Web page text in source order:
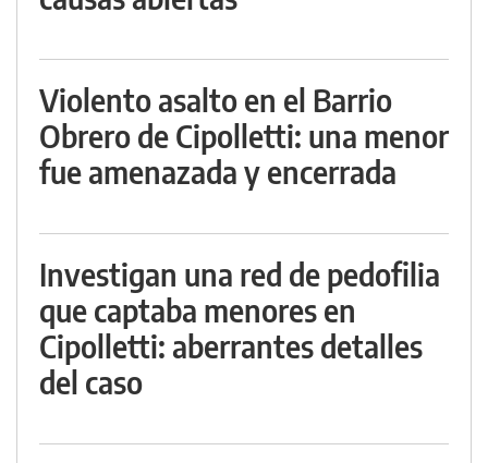
Violento asalto en el Barrio
Obrero de Cipolletti: una menor
fue amenazada y encerrada
Investigan una red de pedofilia
que captaba menores en
Cipolletti: aberrantes detalles
del caso